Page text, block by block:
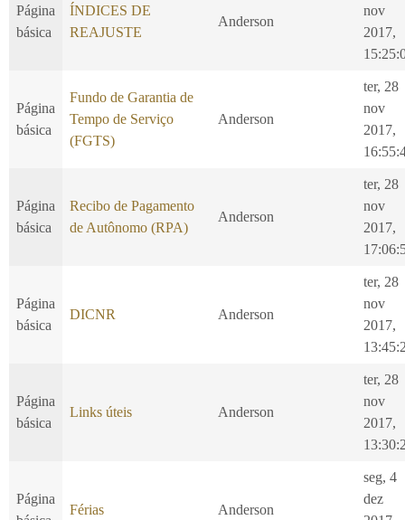
Página
básica
ÍNDICES DE
REAJUSTE
Anderson
nov
2017,
Página
básica
Fundo de Garantia de
Tempo de Serviço
(FGTS)
Anderson
ter, 28
nov
2017,
Página
básica
Recibo de Pagamento
de Autônomo (RPA)
Anderson
ter, 28
nov
2017,
Página
básica
DICNR Anderson
ter, 28
nov
2017,
Página
básica
Links úteis Anderson
ter, 28
nov
2017,
Página
Férias Anderson
seg, 4
dez